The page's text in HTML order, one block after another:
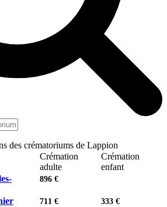
des crématoriums de Lappion
Crémation
adulte
Crémation
enfant
896 €
711 € 333 €